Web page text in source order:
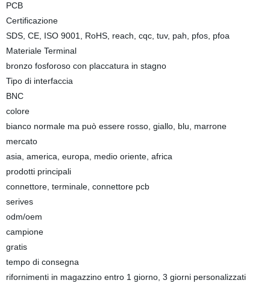
PCB
Certificazione
SDS, CE, ISO 9001, RoHS, reach, cqc, tuv, pah, pfos, pfoa
Materiale Terminal
bronzo fosforoso con placcatura in stagno
Tipo di interfaccia
BNC
colore
bianco normale ma può essere rosso, giallo, blu, marrone
mercato
asia, america, europa, medio oriente, africa
prodotti principali
connettore, terminale, connettore pcb
serives
odm/oem
campione
gratis
tempo di consegna
rifornimenti in magazzino entro 1 giorno, 3 giorni personalizzati